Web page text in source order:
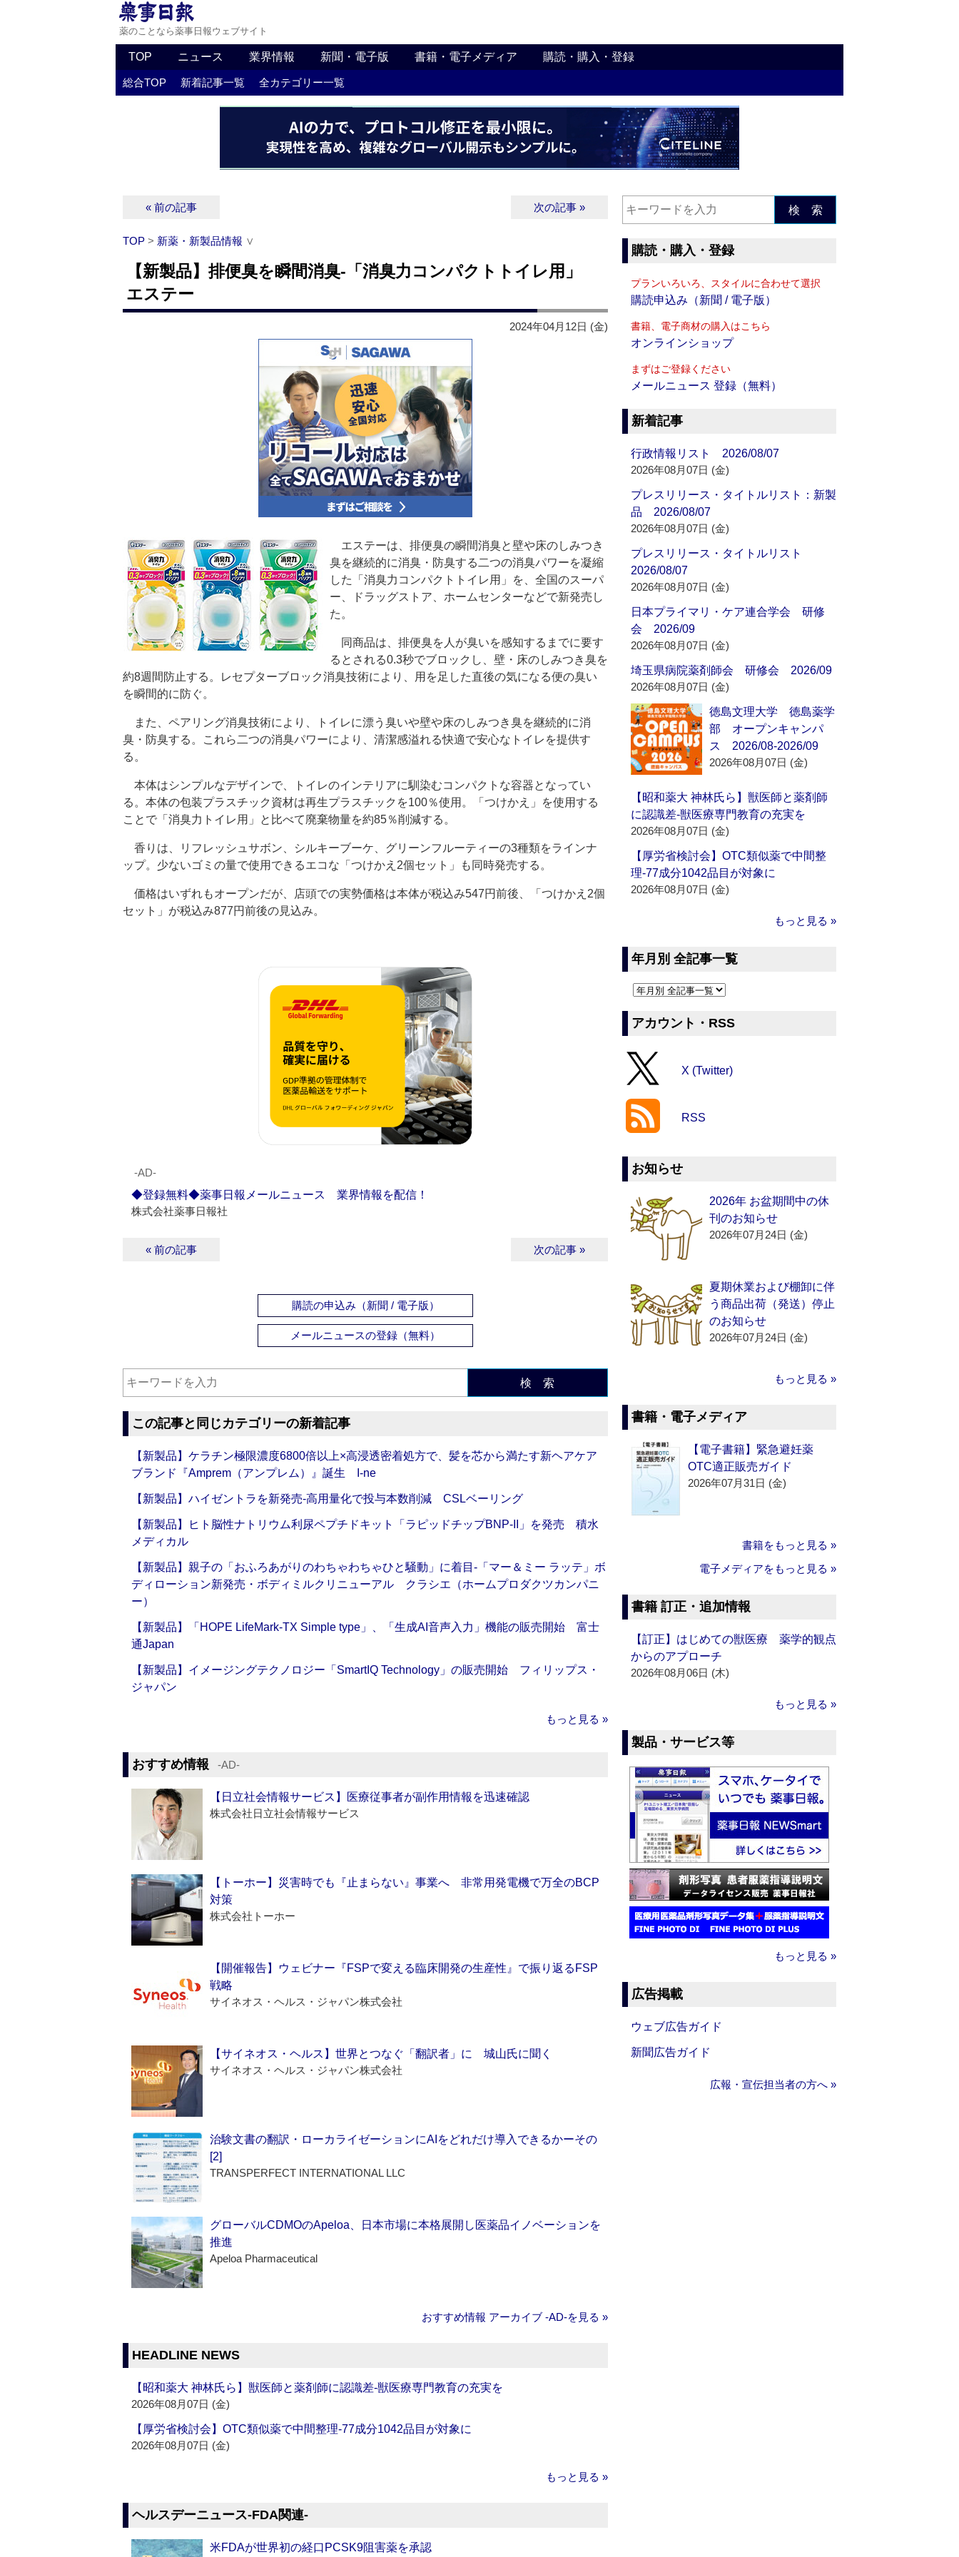
薬のことなら薬事日報ウェブサイト
TOP ニュース 業界情報 新聞・電子版 書籍・電子メディア 購読・購入・登録
総合TOP 新着記事一覧 全カテゴリー一覧
« 前の記事 次の記事 »
TOP > 新薬・新製品情報 ∨
【新製品】排便臭を瞬間消臭‐「消臭力コンパクトトイレ用」
エステー
2024年04月12日 (金)
エステーは、排便臭の瞬間消臭と壁や床のしみつき
臭を継続的に消臭・防臭する二つの消臭パワーを凝縮
した「消臭力コンパクトトイレ用」を、全国のスーパ
ー、ドラッグストア、ホームセンターなどで新発売し
た。
同商品は、排便臭を人が臭いを感知するまでに要す
るとされる0.3秒でブロックし、壁・床のしみつき臭を
約8週間防止する。レセプターブロック消臭技術により、用を足した直後の気になる便の臭い
を瞬間的に防ぐ。
また、ペアリング消臭技術により、トイレに漂う臭いや壁や床のしみつき臭を継続的に消
臭・防臭する。これら二つの消臭パワーにより、清潔感溢れる快適で安心なトイレを提供す
る。
本体はシンプルなデザインで、トイレのインテリアに馴染むコンパクトな容器となってい
る。本体の包装プラスチック資材は再生プラスチックを100％使用。「つけかえ」を使用する
ことで「消臭力トイレ用」と比べて廃棄物量を約85％削減する。
香りは、リフレッシュサボン、シルキーブーケ、グリーンフルーティーの3種類をラインナ
ップ。少ないゴミの量で使用できるエコな「つけかえ2個セット」も同時発売する。
価格はいずれもオープンだが、店頭での実勢価格は本体が税込み547円前後、「つけかえ2個
セット」が税込み877円前後の見込み。
‐AD‐
◆登録無料◆薬事日報メールニュース 業界情報を配信！
株式会社薬事日報社
« 前の記事 次の記事 »
購読の申込み（新聞 / 電子版）
メールニュースの登録（無料）
検 索
この記事と同じカテゴリーの新着記事
【新製品】ケラチン極限濃度6800倍以上×高浸透密着処方で、髪を芯から満たす新ヘアケア
ブランド『Amprem（アンプレム）』誕生 I-ne
【新製品】ハイゼントラを新発売‐高用量化で投与本数削減 CSLベーリング
【新製品】ヒト脳性ナトリウム利尿ペプチドキット「ラピッドチップBNP-II」を発売 積水
メディカル
【新製品】親子の「おふろあがりのわちゃわちゃひと騒動」に着目‐「マー＆ミー ラッテ」ボ
ディローション新発売・ボディミルクリニューアル クラシエ（ホームプロダクツカンパニ
ー）
【新製品】「HOPE LifeMark-TX Simple type」、「生成AI音声入力」機能の販売開始 富士
通Japan
【新製品】イメージングテクノロジー「SmartIQ Technology」の販売開始 フィリップス・
ジャパン
もっと見る »
おすすめ情報 ‐AD‐
【日立社会情報サービス】医療従事者が副作用情報を迅速確認
株式会社日立社会情報サービス
【トーホー】災害時でも『止まらない』事業へ 非常用発電機で万全のBCP
対策
株式会社トーホー
【開催報告】ウェビナー『FSPで変える臨床開発の生産性』で振り返るFSP
戦略
サイネオス・ヘルス・ジャパン株式会社
【サイネオス・ヘルス】世界とつなぐ「翻訳者」に 城山氏に聞く
サイネオス・ヘルス・ジャパン株式会社
治験文書の翻訳・ローカライゼーションにAIをどれだけ導入できるかーその
[2]
TRANSPERFECT INTERNATIONAL LLC
グローバルCDMOのApeloa、日本市場に本格展開し医薬品イノベーションを
推進
Apeloa Pharmaceutical
おすすめ情報 アーカイブ ‐AD‐を見る »
HEADLINE NEWS
【昭和薬大 神林氏ら】獣医師と薬剤師に認識差‐獣医療専門教育の充実を
2026年08月07日 (金)
【厚労省検討会】OTC類似薬で中間整理‐77成分1042品目が対象に
2026年08月07日 (金)
もっと見る »
ヘルスデーニュース‐FDA関連‐
米FDAが世界初の経口PCSK9阻害薬を承認
検 索
購読・購入・登録
プランいろいろ、スタイルに合わせて選択
購読申込み（新聞 / 電子版）
書籍、電子商材の購入はこちら
オンラインショップ
まずはご登録ください
メールニュース 登録（無料）
新着記事
行政情報リスト 2026/08/07
2026年08月07日 (金)
プレスリリース・タイトルリスト：新製
品 2026/08/07
2026年08月07日 (金)
プレスリリース・タイトルリスト
2026/08/07
2026年08月07日 (金)
日本プライマリ・ケア連合学会 研修
会 2026/09
2026年08月07日 (金)
埼玉県病院薬剤師会 研修会 2026/09
2026年08月07日 (金)
徳島文理大学 徳島薬学
部 オープンキャンパ
ス 2026/08-2026/09
2026年08月07日 (金)
【昭和薬大 神林氏ら】獣医師と薬剤師
に認識差‐獣医療専門教育の充実を
2026年08月07日 (金)
【厚労省検討会】OTC類似薬で中間整
理‐77成分1042品目が対象に
2026年08月07日 (金)
もっと見る »
年月別 全記事一覧
アカウント・RSS
X (Twitter)
RSS
お知らせ
2026年 お盆期間中の休
刊のお知らせ
2026年07月24日 (金)
夏期休業および棚卸に伴
う商品出荷（発送）停止
のお知らせ
2026年07月24日 (金)
もっと見る »
書籍・電子メディア
【電子書籍】緊急避妊薬
OTC適正販売ガイド
2026年07月31日 (金)
書籍をもっと見る »
電子メディアをもっと見る »
書籍 訂正・追加情報
【訂正】はじめての獣医療 薬学的観点
からのアプローチ
2026年08月06日 (木)
もっと見る »
製品・サービス等
もっと見る »
広告掲載
ウェブ広告ガイド
新聞広告ガイド
広報・宣伝担当者の方へ »